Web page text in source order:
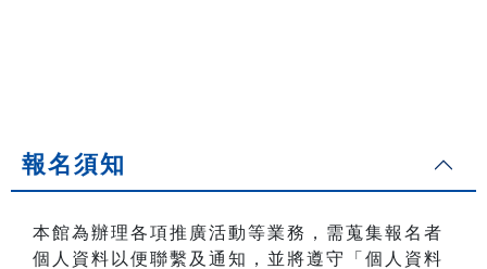
報名須知
本館為辦理各項推廣活動等業務，需蒐集報名者
個人資料以便聯繫及通知，並將遵守「個人資料